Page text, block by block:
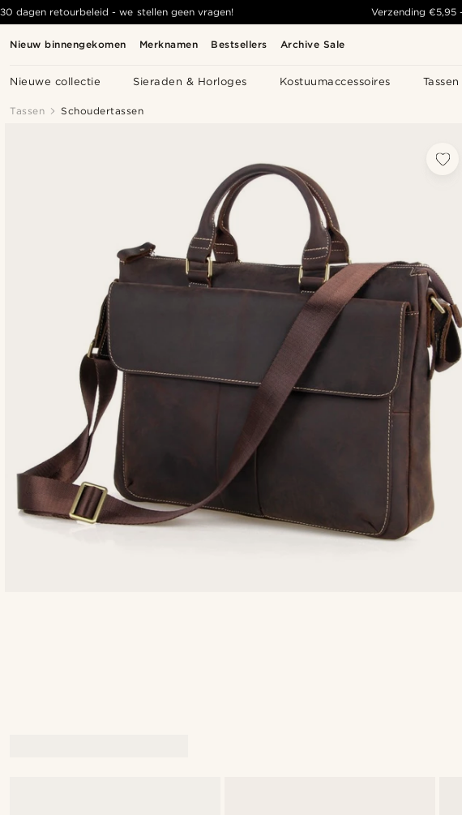
Nieuw binnengekomen Merknamen Bestsellers Archive Sale
Nieuwe collectie Sieraden & Horloges Kostuumaccessoires
30 dagen retourbeleid - we stellen geen vragen! Verzending €5,95-
Tassen Schoudertassen